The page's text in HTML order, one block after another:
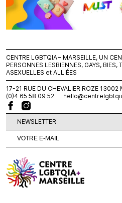
CENTRE LGBTQIA+ MARSEILLE, UN
PERSONNES LESBIENNES, GAYS, BIES,
ASEXUELLES et ALLIÉES
17-21 RUE DU CHEVALIER ROZE
(0)4 65 58 09 52
NEWSLETTER